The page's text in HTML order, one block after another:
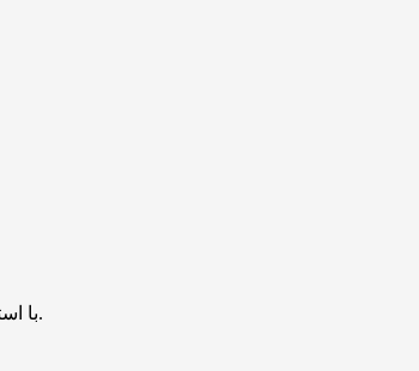
با استفاده از روش‌های زیر می‌توانید این صفحه را با دوستان خود به اشتراک بگذارید.